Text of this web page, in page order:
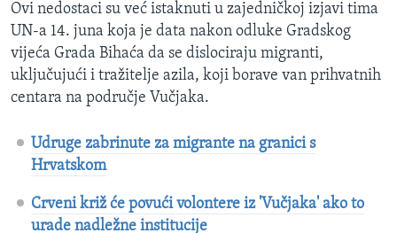
Ovi nedostaci su već istaknuti u zajedničkoj izjavi tima
UN-a 14. juna koja je data nakon odluke Gradskog
vijeća Grada Bihaća da se dislociraju migranti,
uključujući i tražitelje azila, koji borave van prihvatnih
centara na područje Vučjaka.
Udruge zabrinute za migrante na granici s
Hrvatskom
Crveni križ će povući volontere iz 'Vučjaka' ako to
urade nadležne institucije